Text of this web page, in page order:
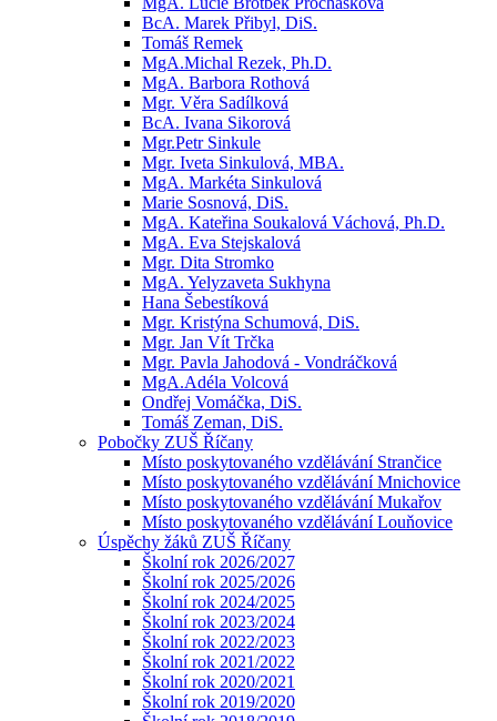
BcA. Marek Přibyl, DiS.
Tomáš Remek
MgA.Michal Rezek, Ph.D.
MgA. Barbora Rothová
Mgr. Věra Sadílková
BcA. Ivana Sikorová
Mgr.Petr Sinkule
Mgr. Iveta Sinkulová, MBA.
MgA. Markéta Sinkulová
Marie Sosnová, DiS.
MgA. Kateřina Soukalová Váchová, Ph.D.
MgA. Eva Stejskalová
Mgr. Dita Stromko
MgA. Yelyzaveta Sukhyna
Hana Šebestíková
Mgr. Kristýna Schumová, DiS.
Mgr. Jan Vít Trčka
Mgr. Pavla Jahodová - Vondráčková
MgA.Adéla Volcová
Ondřej Vomáčka, DiS.
Tomáš Zeman, DiS.
Pobočky ZUŠ Říčany
Místo poskytovaného vzdělávání Strančice
Místo poskytovaného vzdělávání Mnichovice
Místo poskytovaného vzdělávání Mukařov
Místo poskytovaného vzdělávání Louňovice
Úspěchy žáků ZUŠ Říčany
Školní rok 2026/2027
Školní rok 2025/2026
Školní rok 2024/2025
Školní rok 2023/2024
Školní rok 2022/2023
Školní rok 2021/2022
Školní rok 2020/2021
Školní rok 2019/2020